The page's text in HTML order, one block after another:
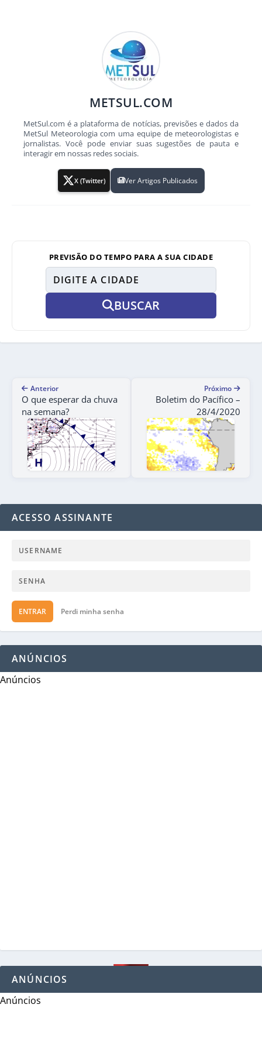
METSUL.COM
MetSul.com é a plataforma de notícias, previsões e dados da
MetSul Meteorologia com uma equipe de meteorologistas e
jornalistas. Você pode enviar suas sugestões de pauta e
interagir em nossas redes sociais.
X (Twitter) Ver Artigos Publicados
PREVISÃO DO TEMPO PARA A SUA CIDADE
BUSCAR
Anterior
O que esperar da chuva
na semana?
Próximo
Boletim do Pacífico –
28/4/2020
ACESSO ASSINANTE
ENTRAR Perdi minha senha
ANÚNCIOS
Anúncios
ANÚNCIOS
Anúncios